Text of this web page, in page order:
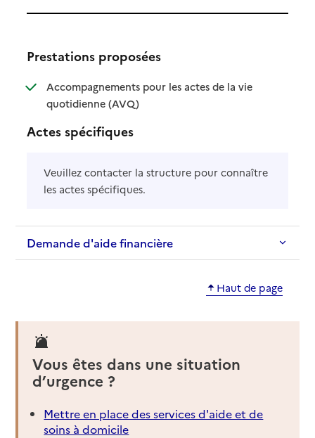
Prestations proposées
Accompagnements pour les actes de la vie
quotidienne (AVQ): disponible
: non disponible
Actes spécifiques
Veuillez contacter la structure pour connaître
les actes spécifiques.
Demande d'aide financière
Haut de page
Vous êtes dans une situation
d’urgence ?
Mettre en place des services d'aide et de
soins à domicile